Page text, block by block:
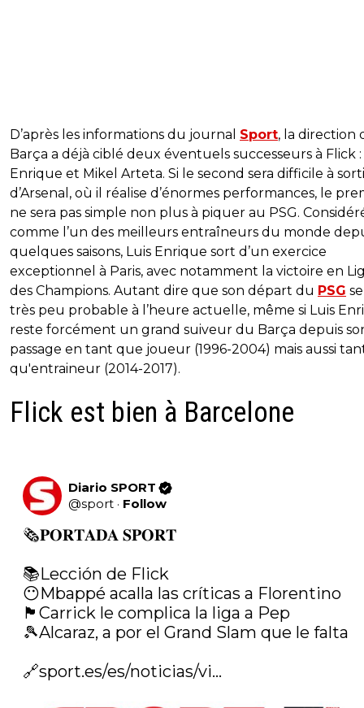
D’après les informations du journal Sport, la direction
Barça a déjà ciblé deux éventuels successeurs à Flick :
Enrique et Mikel Arteta. Si le second sera difficile à
d’Arsenal, où il réalise d’énormes performances, le
ne sera pas simple non plus à piquer au PSG.
comme l’un des meilleurs entraîneurs du monde
quelques saisons, Luis Enrique sort d’un exercice
exceptionnel à Paris, avec notamment la victoire en
des Champions. Autant dire que son départ du PSG
très peu probable à l’heure actuelle, même si Luis
reste forcément un grand suiveur du Barça depuis
passage en tant que joueur (1996-2004) mais aussi
qu'entraineur (2014-2017).
Flick est bien à Barcelone
Diario SPORT
@sport · Follow
🗞️𝐏𝐎𝐑𝐓𝐀𝐃𝐀 𝐒𝐏𝐎𝐑𝐓
📚Lección de Flick
😶Mbappé acalla las críticas a Florentino
🏴󠁧󠁢󠁥󠁮󠁧󠁿Carrick le complica la liga a Pep
🎾Alcaraz, a por el Grand Slam que le falta
🔗sport.es/es/noticias/vi…